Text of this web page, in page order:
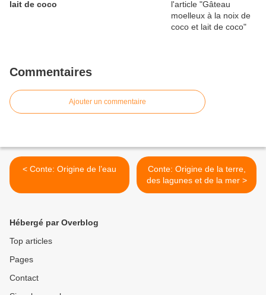
lait de coco
Commentaires
Ajouter un commentaire
< Conte: Origine de l’eau
Conte: Origine de la terre,
des lagunes et de la mer >
Hébergé par Overblog
Top articles
Pages
Contact